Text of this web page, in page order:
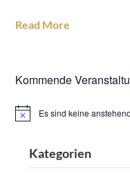
Read More
Kommende
HinweisEs sind keine
Kategorien